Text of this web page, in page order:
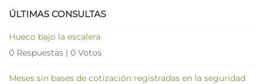
ÚLTIMAS CONSULTAS
Hueco bajo la escalera
0 Respuestas | 0 Votos
Meses sin bases de cotización registradas en la seguridad